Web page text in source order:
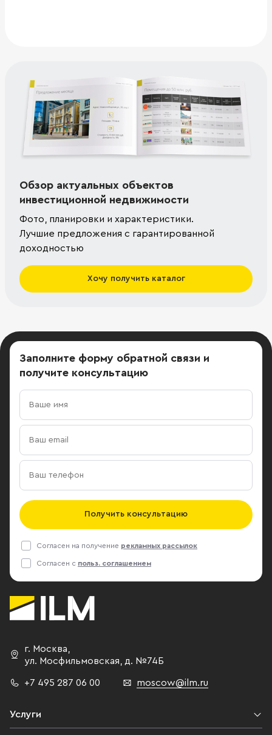
Обзор актуальных объектов
инвестиционной недвижимости
Фото, планировки и характеристики.
Лучшие предложения с гарантированной
доходностью
Хочу получить каталог
Заполните форму обратной связи и
получите консультацию
Получить консультацию
Согласен на получение рекламных рассылок
Согласен с польз. соглашением
г. Москва
ул. Мосфильмовская,
д. №74Б
+7 495 287 06 00 moscow@ilm.ru
Услуги